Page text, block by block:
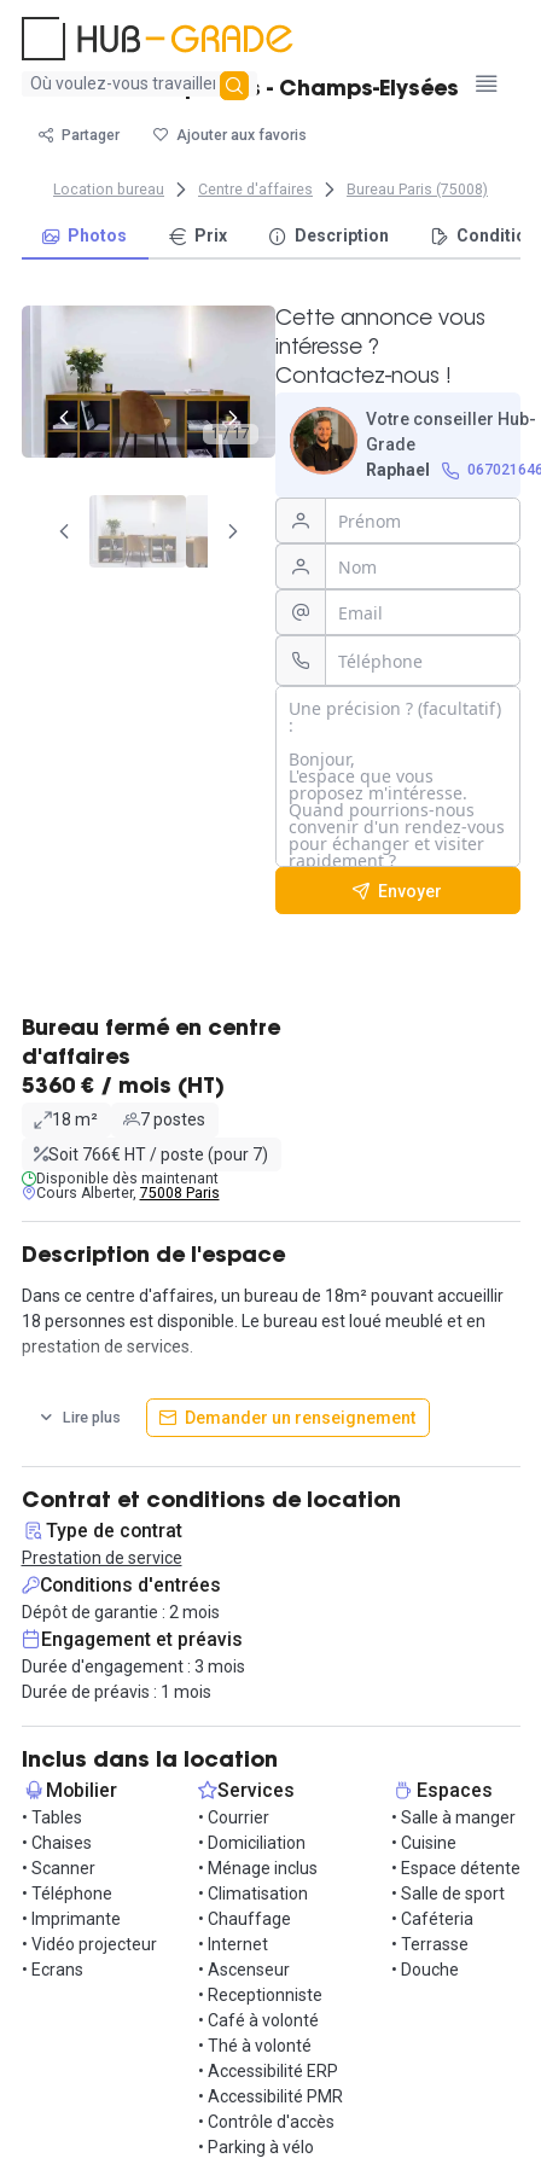
Aucun
trouvé
Bureau 7 postes - Champs-Elysées
Partager Ajouter aux favoris
Location bureau Centre d'affaires Bureau Paris (75008)
Photos Prix Description
1 / 17
Cette annonce vous
intéresse ?
Contactez-nous !
Votre conseiller Hub-
Grade
Raphael
Envoyer
Bureau fermé en centre
d'affaires
5360 € / mois (HT)
18 m²
7 postes
Soit 766€ HT / poste (pour 7)
Disponible dès maintenant
Cours Alberter, 75008 Paris
Description de l'espace
Dans ce centre d'affaires, un bureau de 18m² pouvant accueillir
18 personnes est disponible. Le bureau est loué meublé et en
prestation de services.
Nos solutions sont clés-en-main. Ainsi, le loyer inclut :
- les charges classiques
- un forfait impression
- l'accès aux coins détente (terrasse, patio, tisanerie et les
espaces lounges)
- l'utilisation des cabines de confidentialité
- l'accès 24h/24 et 7j/7 à la salle de fitness
- la gestion du courrier
- la domiciliation
- la mise à disposition d'un poste téléphonique avec votre propre
numéro.
Contactez nous pour visiter !
Lire plus Demander un renseignement
Contrat et conditions de location
Type de contrat
Prestation de service
Conditions d'entrées
Dépôt de garantie : 2 mois
Engagement et préavis
Durée d'engagement : 3 mois
Durée de préavis : 1 mois
Inclus dans la location
Mobilier
• Tables
• Chaises
• Scanner
• Téléphone
• Imprimante
• Vidéo projecteur
• Ecrans
Services
• Courrier
• Domiciliation
• Ménage inclus
• Climatisation
• Chauffage
• Internet
• Ascenseur
• Receptionniste
• Café à volonté
• Thé à volonté
• Accessibilité ERP
• Accessibilité PMR
• Contrôle d'accès
• Parking à vélo
Espaces
• Salle à manger
• Cuisine
• Espace détente
• Salle de sport
• Caféteria
• Terrasse
• Douche